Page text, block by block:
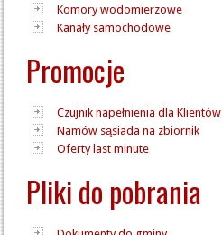
Komory wodomierzowe
Kanały samochodowe
Promocje
Czujnik napełnienia dla Klientów
Namów sąsiada na zbiornik
Oferty last minute
Pliki do pobrania